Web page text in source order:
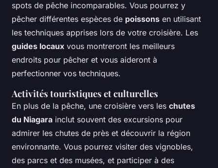
spots de pêche incomparables. Vous pourrez y
pêcher différentes espèces de poissons en utilisant
les techniques apprises lors de votre croisière. Les
guides locaux vous montreront les meilleurs
endroits pour pêcher et vous aideront à
perfectionner vos techniques.
Activités touristiques et culturelles
En plus de la pêche, une croisière vers les chutes
du Niagara inclut souvent des excursions pour
admirer les chutes de près et découvrir la région
environnante. Vous pourrez visiter des vignobles,
des parcs et des musées, et participer à des